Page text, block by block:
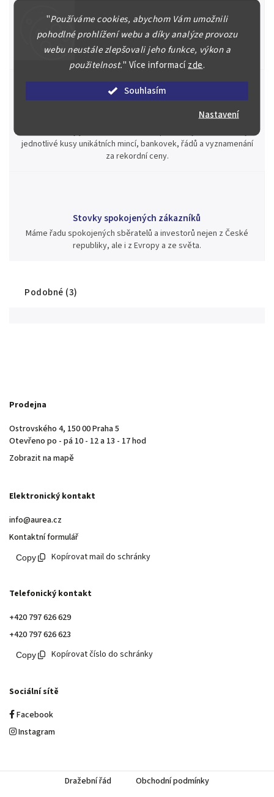
"Používáme cookies, abychom Vám umožnili
pohodlné prohlížení webu a díky analýze provozu
webu neustále zlepšovali jeho funkce, výkon a
použitelnost." Více informacízde.
Souhlasím
Nastavení
Špičkové služby za nejlepší ceny
Náš kolektiv specialistů a znalců se Vám bude plně věnovat.
Posoudíme kvalitu a pravost Vašeho materiálu, prodáme v naší
aukci nebo Vám poradíme kam investovat.
Jsme zde pro Vás nepřetržitě již od roku 2000
jednotlivé kusy unikátních mincí, bankovek, řádů a vyznamenání
za rekordní ceny.
Stovky spokojených zákazníků
Máme řadu spokojených sběratelů a investorů nejen z České
republiky, ale i z Evropy a ze světa.
Podobné (3)
Prodejna
Ostrovského 4, 150 00 Praha 5
Otevřeno po - pá 10 - 12 a 13 - 17 hod
Zobrazit na mapě
Elektronický kontakt
info@aurea.cz
Kontaktní formulář
Kopírovat mail do schránky
Telefonický kontakt
+420 797 626 629
+420 797 626 623
Kopírovat číslo do schránky
Sociální sítě
Facebook
Instagram
Dražební řád
Obchodní podmínky